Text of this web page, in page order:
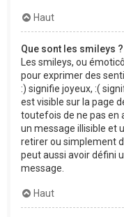
Haut
Que sont les smileys ?
Les smileys, ou
pour exprimer des
:) signifie joyeux, :(
est visible sur la page
toutefois de ne pas en
un message illisible et
retirer ou simplement
peut aussi avoir défini
message.
Haut